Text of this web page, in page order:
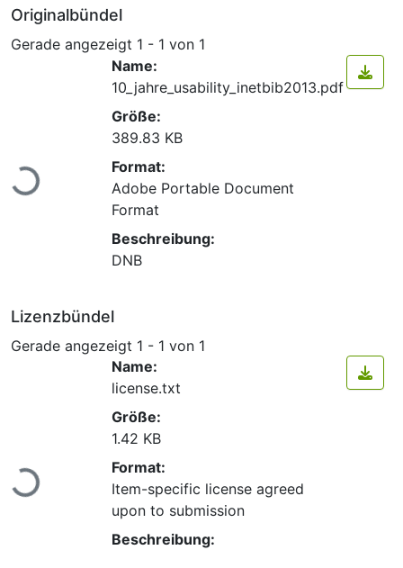
Originalbündel
Gerade angezeigt 1 - 1 von 1
Lade...
Name:
10_jahre_usability_inetbib2013.pdf
Größe:
389.83 KB
Format:
Adobe Portable Document
Format
Beschreibung:
DNB
Lizenzbündel
Gerade angezeigt 1 - 1 von 1
Lade...
Name:
license.txt
Größe:
1.42 KB
Format:
Item-specific license agreed
upon to submission
Beschreibung: